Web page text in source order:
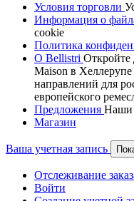
Условия торговли
Информация о
cookie
Политика
О Bellistri Откройте
Maison в
направлений для
европейского
Предложения Наши
Магазин
Ваша учетная запись
Отслеживание
Войти